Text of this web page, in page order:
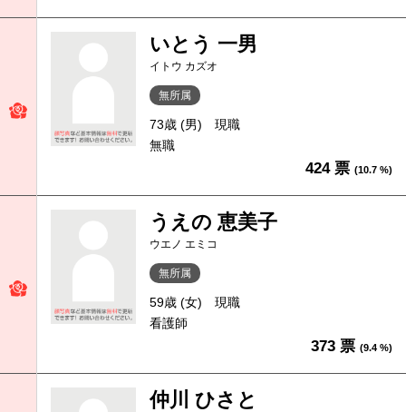
いとう 一男
イトウ カズオ
無所属
73歳 (男)
現職
無職
424 票 (10.7 %)
うえの 恵美子
ウエノ エミコ
無所属
59歳 (女)
現職
看護師
373 票 (9.4 %)
仲川 ひさと